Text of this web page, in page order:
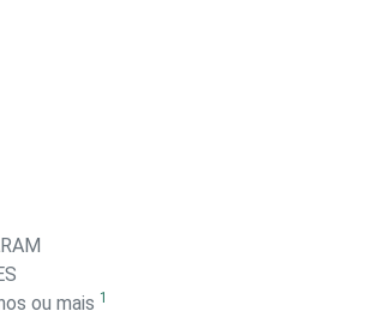
ou mais 1